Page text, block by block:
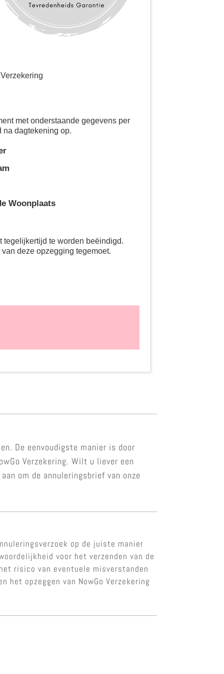
met onderstaande gegevens per
dagtekening op.
Woonplaats
tegelijkertijd te worden beëindigd.
deze opzegging tegemoet.
De eenvoudigste manier is door
Verzekering. Wilt u liever een
om de annuleringsbrief van onze
op de juiste manier
voor het verzenden van de
risico van eventuele misverstanden
opzeggen van NowGo Verzekering